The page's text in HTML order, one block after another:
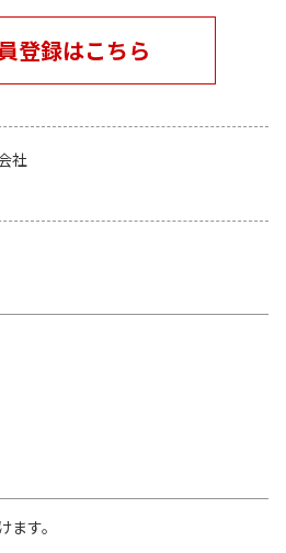
登録はこちら
社
す。